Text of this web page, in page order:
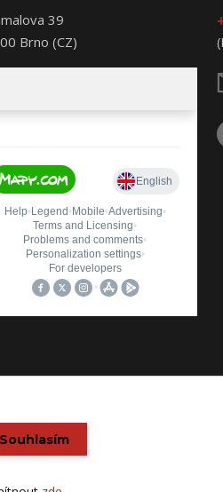
39
Brno (CZ)
Souhlasím